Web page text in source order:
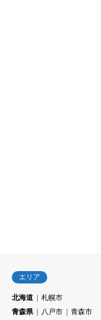
エリア
北海道
札幌市
青森県
八戸市
青森市